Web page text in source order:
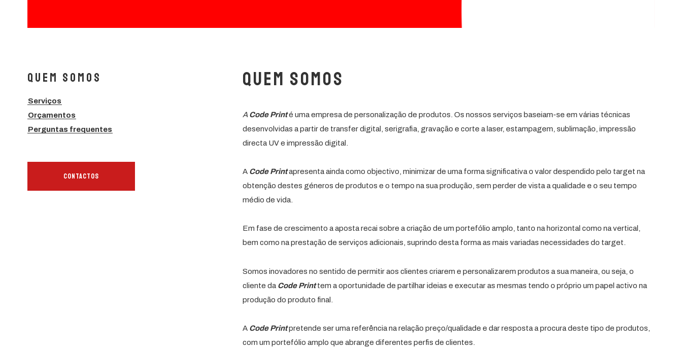
Quem Somos
Serviços
Orçamentos
Perguntas frequentes
CONTACTOS
Quem Somos
ACode Printé uma empresa de personalização de produtos. Os nossos serviços baseiam-se em várias técnicas
desenvolvidas a partir de transfer digital, serigrafia, gravação e corte a laser, estampagem, sublimação, impressão
directa UV e impressão digital.
A Code Printapresenta ainda como objectivo, minimizar de uma forma significativa o valor despendido pelo target na
obtenção destes géneros de produtos e o tempo na sua produção, sem perder de vista a qualidade e o seu tempo
médio de vida.
Em fase de crescimento a aposta recai sobre a criação de um portefólio amplo, tanto na horizontal como na vertical,
bem como na prestação de serviços adicionais, suprindo desta forma as mais variadas necessidades do target.
Somos inovadores no sentido de permitir aos clientes criarem e personalizarem produtos a sua maneira, ou seja, o
cliente da Code Printtem a oportunidade de partilhar ideias e executar as mesmas tendo o próprio um papel activo na
produção do produto final.
A Code Printpretende ser uma referência na relação preço/qualidade e dar resposta a procura deste tipo de produtos,
com um portefólio amplo que abrange diferentes perfis de clientes.